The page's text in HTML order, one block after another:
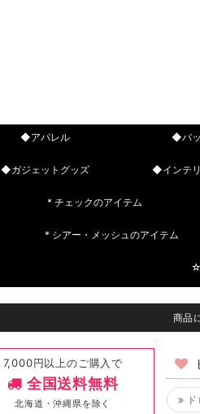
◆アパレル ◆バ
◆ガジェットグッズ ◆インテ
* チェックのアイテム
* シアー・メッシュのアイテム
☆
商品
7,000円以上のご購入で
全国送料無料
北海道・沖縄県を除く